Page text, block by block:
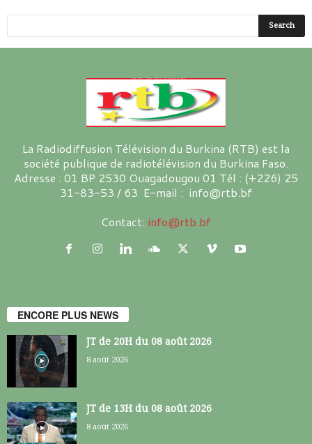
La Radiodiffusion Télévision du Burkina (RTB) est la
société publique de radiotélévision du Burkina Faso.
Adresse : 01 BP 2530 Ouagadougou 01 Tél : (+226) 25
31-83-53 / 63 E-mail : info@rtb.bf
Contact: info@rtb.bf
ENCORE PLUS NEWS
JT de 20H du 08 août 2026
8 août 2026
JT de 13H du 08 août 2026
8 août 2026